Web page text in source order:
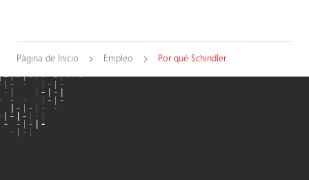
Página de Inicio Empleo Por qué Schindler